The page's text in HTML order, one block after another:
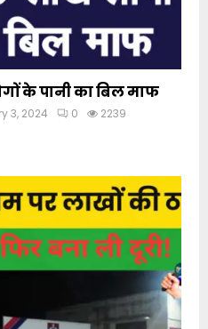
के पानी का बिल माफ
3, 2024 0 2239